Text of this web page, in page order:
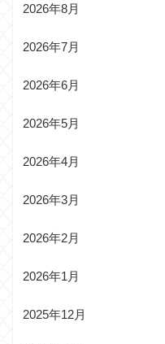
2026年8月
2026年7月
2026年6月
2026年5月
2026年4月
2026年3月
2026年2月
2026年1月
2025年12月